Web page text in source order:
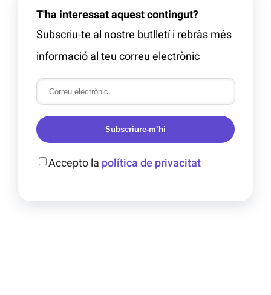
T'ha interessat aquest contingut?
Subscriu-te al nostre butlletí i rebràs més
informació al teu correu electrònic
Subscriure-m’hi
Accepto la política de privacitat